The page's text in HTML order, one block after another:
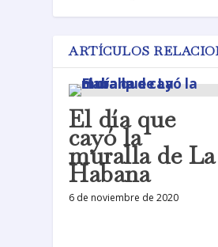
ARTÍCULOS
El día que
cayó la
muralla de La
Habana
6 de noviembre de 2020